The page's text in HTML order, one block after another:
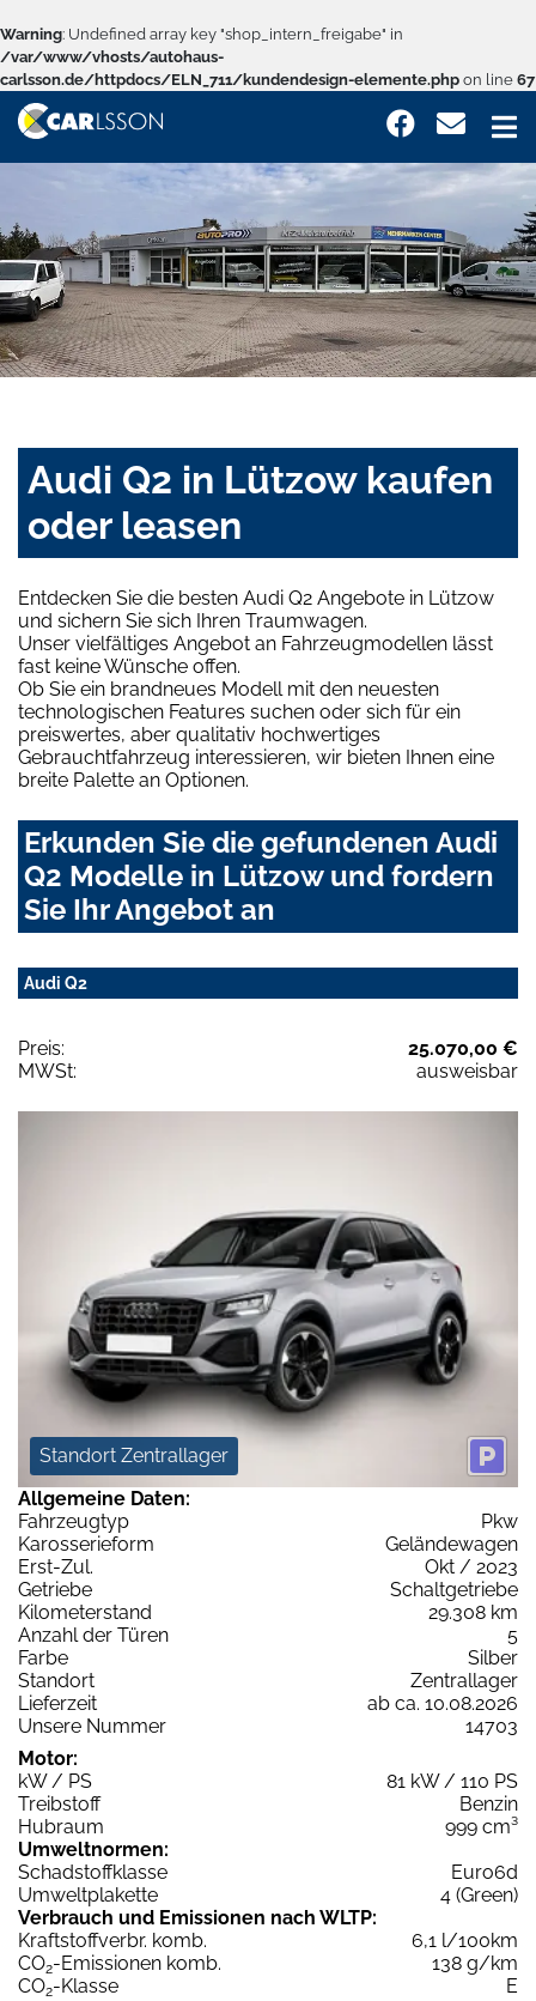
Warning: Undefined array key "shop_intern_freigabe" in
/var/www/vhosts/autohaus-
carlsson.de/httpdocs/ELN_711/kundendesign-elemente.php on line 67
Audi Q2 in Lützow kaufen
oder leasen
Entdecken Sie die besten Audi Q2 Angebote in Lützow
und sichern Sie sich Ihren Traumwagen.
Unser vielfältiges Angebot an Fahrzeugmodellen lässt
fast keine Wünsche offen.
Ob Sie ein brandneues Modell mit den neuesten
technologischen Features suchen oder sich für ein
preiswertes, aber qualitativ hochwertiges
Gebrauchtfahrzeug interessieren, wir bieten Ihnen eine
breite Palette an Optionen.
Erkunden Sie die gefundenen Audi
Q2 Modelle in Lützow und fordern
Sie Ihr Angebot an
Audi Q2
Preis:
25.070,00 €
MWSt:
ausweisbar
Standort Zentrallager
Allgemeine Daten:
Fahrzeugtyp
Pkw
Karosserieform
Geländewagen
Erst-Zul.
Okt / 2023
Getriebe
Schaltgetriebe
Kilometerstand
29.308 km
Anzahl der Türen
5
Farbe
Silber
Standort
Zentrallager
Lieferzeit
ab ca. 10.08.2026
Unsere Nummer
14703
Motor:
kW / PS
81 kW / 110 PS
Treibstoff
Benzin
Hubraum
999 cm³
Umweltnormen:
Schadstoffklasse
Euro6d
Umweltplakette
4 (Green)
Verbrauch und Emissionen nach WLTP:
Kraftstoffverbr. komb.
6,1 l/100km
CO2-Emissionen komb.
138 g/km
CO2-Klasse
E